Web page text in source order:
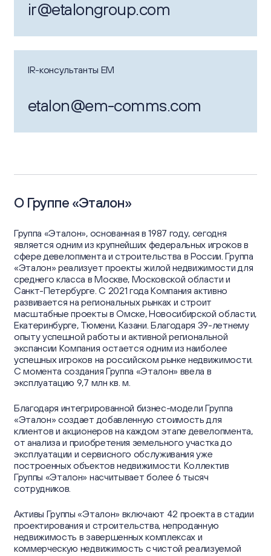
ir@etalongroup.com
IR-консультанты EM
etalon@em-comms.com
О Группе «Эталон»
Группа «Эталон», основанная в 1987 году, сегодня
является одним из крупнейших федеральных игроков в
сфере девелопмента и строительства в России. Группа
«Эталон» реализует проекты жилой недвижимости для
среднего класса в Москве, Московской области и
Санкт-Петербурге. С 2021 года Компания активно
развивается на региональных рынках и строит
масштабные проекты в Омске, Новосибирской области,
Екатеринбурге, Тюмени, Казани. Благодаря 39-летнему
опыту успешной работы и активной региональной
экспансии Компания остается одним из наиболее
успешных игроков на российском рынке недвижимости.
С момента создания Группа «Эталон» ввела в
эксплуатацию 9,7 млн кв. м.
Благодаря интегрированной бизнес-модели Группа
«Эталон» создает добавленную стоимость для
клиентов и акционеров на каждом этапе девелопмента,
от анализа и приобретения земельного участка до
эксплуатации и сервисного обслуживания уже
построенных объектов недвижимости. Коллектив
Группы «Эталон» насчитывает более 6 тысяч
сотрудников.
Активы Группы «Эталон» включают 42 проекта в стадии
проектирования и строительства, непроданную
недвижимость в завершенных комплексах и
коммерческую недвижимость с чистой реализуемой